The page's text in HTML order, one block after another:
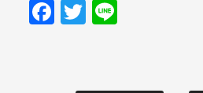
Facebook
Twitter